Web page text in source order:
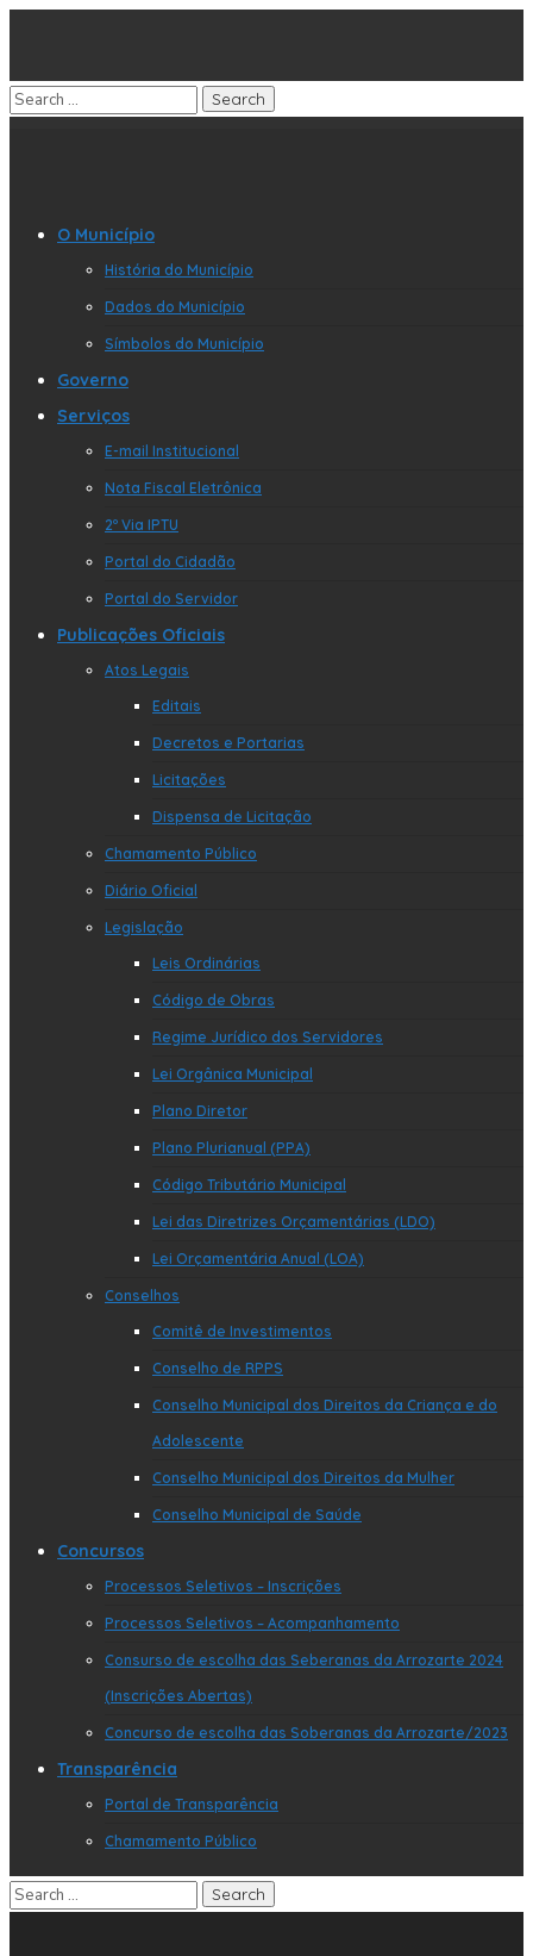
O Município
História do Município
Dados do Município
Símbolos do Município
Governo
Serviços
E-mail Institucional
Nota Fiscal Eletrônica
2º Via IPTU
Portal do Cidadão
Portal do Servidor
Publicações Oficiais
Atos Legais
Editais
Decretos e Portarias
Licitações
Dispensa de Licitação
Chamamento Público
Diário Oficial
Legislação
Leis Ordinárias
Código de Obras
Regime Jurídico dos Servidores
Lei Orgânica Municipal
Plano Diretor
Plano Plurianual (PPA)
Código Tributário Municipal
Lei das Diretrizes Orçamentárias (LDO)
Lei Orçamentária Anual (LOA)
Conselhos
Comitê de Investimentos
Conselho de RPPS
Conselho Municipal dos Direitos da Criança e do
Adolescente
Conselho Municipal dos Direitos da Mulher
Conselho Municipal de Saúde
Concursos
Processos Seletivos – Inscrições
Processos Seletivos – Acompanhamento
Consurso de escolha das Seberanas da Arrozarte 2024
(Inscrições Abertas)
Concurso de escolha das Soberanas da Arrozarte/2023
Transparência
Portal de Transparência
Chamamento Público